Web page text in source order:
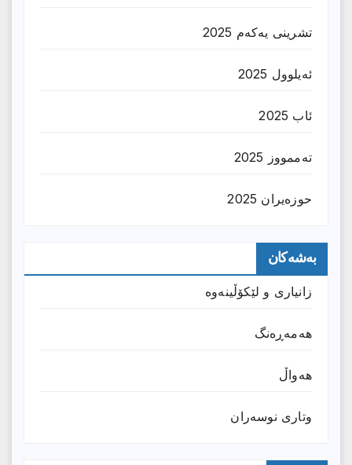
تشرینی یەکەم 2025
ئەیلوول 2025
ئاب 2025
تەممووز 2025
حوزه‌یران 2025
بەشەکان
زانیارى و لێکۆڵینەوە
هەمەڕەنگ
هەواڵ
وتارى نوسەران